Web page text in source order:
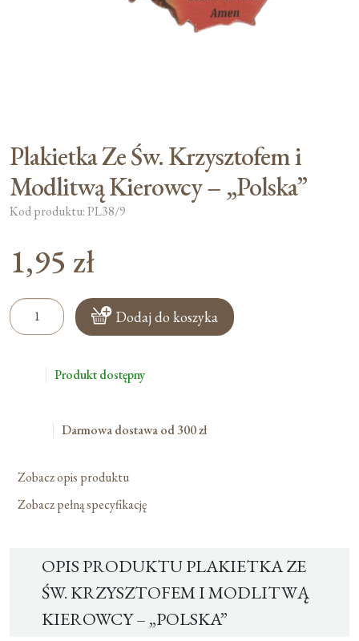
Plakietka Ze Św. Krzysztofem i
Modlitwą Kierowcy – „Polska”
Kod produktu: PL38/9
1,95 zł
ilość
Plakietka
Krzysztofem
Modlitwą
Kierowcy
„Polska”
Dodaj do koszyka
Produkt dostępny
Darmowa dostawa od 300 zł
Zobacz opis produktu
Zobacz pełną specyfikację
OPIS PRODUKTU PLAKIETKA ZE
ŚW. KRZYSZTOFEM I MODLITWĄ
KIEROWCY – „POLSKA”